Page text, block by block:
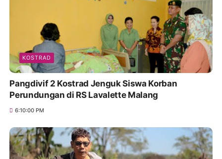
KOSTRAD
Pangdivif 2 Kostrad Jenguk Siswa Korban
Perundungan di RS Lavalette Malang
6:10:00 PM